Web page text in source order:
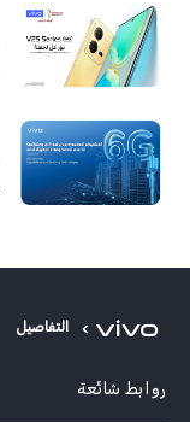
التفاصيل
روابط شائعة